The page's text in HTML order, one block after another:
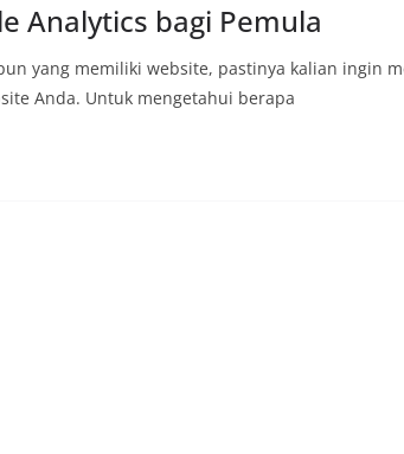
Analytics bagi Pemula
yang memiliki website, pastinya kalian ingin
Anda. Untuk mengetahui berapa